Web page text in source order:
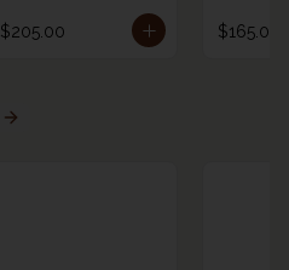
$205.00 $165.00